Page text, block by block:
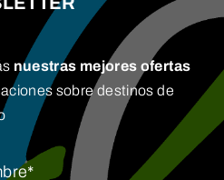
nuestras mejores ofertas
sobre destinos de